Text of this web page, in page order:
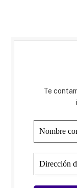
Te